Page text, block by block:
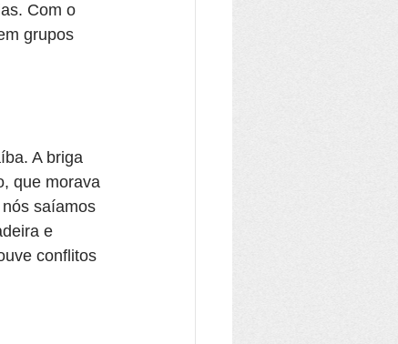
Com o
grupos
A briga
que morava
saíamos
e
conflitos